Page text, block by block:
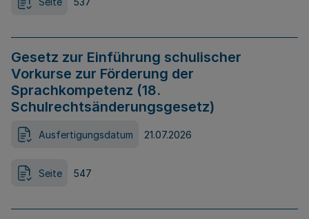
Gesetz zur Einführung schulischer
Vorkurse zur Förderung der
Sprachkompetenz (18.
Schulrechtsänderungsgesetz)
Ausfertigungsdatum 21.07.2026
Seite 547